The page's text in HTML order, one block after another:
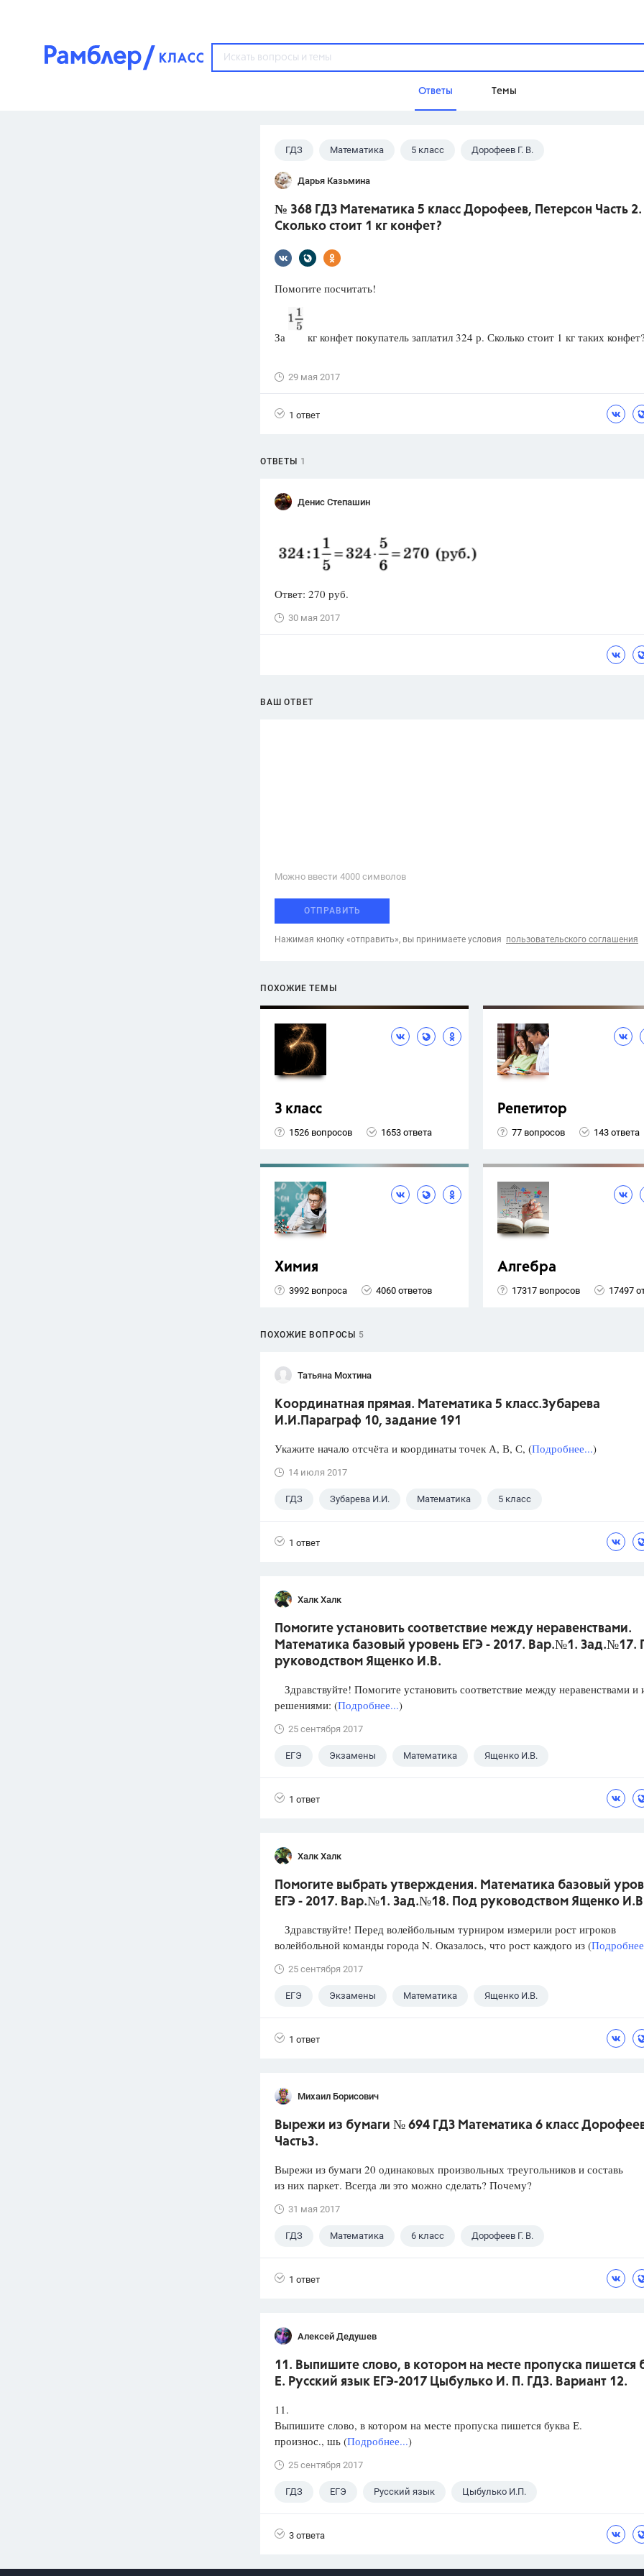
Ответы Темы
Популярные темы
ГДЗ
ОГЭ
ответов
ГИА
Домашнее задание
Школа
Цветков Л. А.
ГДЗ Математика 5 класс Дорофеев Г. В.
Дарья Казьмина
№ 368 ГДЗ Математика 5 класс Дорофеев, Петерсон Часть 2.
Сколько стоит 1 кг конфет?
Помогите посчитать!
За кг конфет покупатель заплатил 324 р. Сколько стоит 1 кг таких
29 мая 2017
1 ответ
ОТВЕТЫ 1
Денис Степашин
Ответ: 270 руб.
30 мая 2017
ВАШ ОТВЕТ
Можно ввести 4000 cимволов
ОТПРАВИТЬ
Нажимая кнопку «отправить», вы принимаете условия пользовательского соглашения
ПОХОЖИЕ ТЕМЫ
3 класс
1526 вопросов 1653 ответа
Репетитор
77 вопросов 143 ответа
Химия
3992 вопроса 4060 ответов
Алгебра
17317 вопросов 17497
ПОХОЖИЕ ВОПРОСЫ 5
Татьяна Мохтина
Координатная прямая. Математика 5 класс.Зубарева
И.И.Параграф 10, задание 191
Укажите начало отсчёта и координаты точек А, В, С, (Подробнее...)
14 июля 2017
ГДЗ Зубарева И.И. Математика 5 класс
1 ответ
Халк Халк
Помогите установить соответствие между неравенствами.
Математика базовый уровень ЕГЭ - 2017. Вар.№1. Зад.№17.
руководством Ященко И.В.
Здравствуйте! Помогите установить соответствие между неравенствами и
решениями: (Подробнее...)
25 сентября 2017
ЕГЭ Экзамены Математика Ященко И.В.
1 ответ
Халк Халк
Помогите выбрать утверждения. Математика базовый
ЕГЭ - 2017. Вар.№1. Зад.№18. Под руководством Ященко
Здравствуйте! Перед волейбольным турниром измерили рост игроков
волейбольной команды города N. Оказалось, что рост каждого из (
25 сентября 2017
ЕГЭ Экзамены Математика Ященко И.В.
1 ответ
Михаил Борисович
Вырежи из бумаги № 694 ГДЗ Математика 6 класс
Часть3.
Вырежи из бумаги 20 одинаковых произвольных треугольников и составь
из них паркет. Всегда ли это можно сделать? Почему?
31 мая 2017
ГДЗ Математика 6 класс Дорофеев Г. В.
1 ответ
Алексей Дедушев
11. Выпишите слово, в котором на месте пропуска пишется
Е. Русский язык ЕГЭ-2017 Цыбулько И. П. ГДЗ. Вариант 12.
11.
Выпишите слово, в котором на месте пропуска пишется буква Е.
произнос., шь (Подробнее...)
25 сентября 2017
ГДЗ ЕГЭ Русский язык Цыбулько И.П.
3 ответа